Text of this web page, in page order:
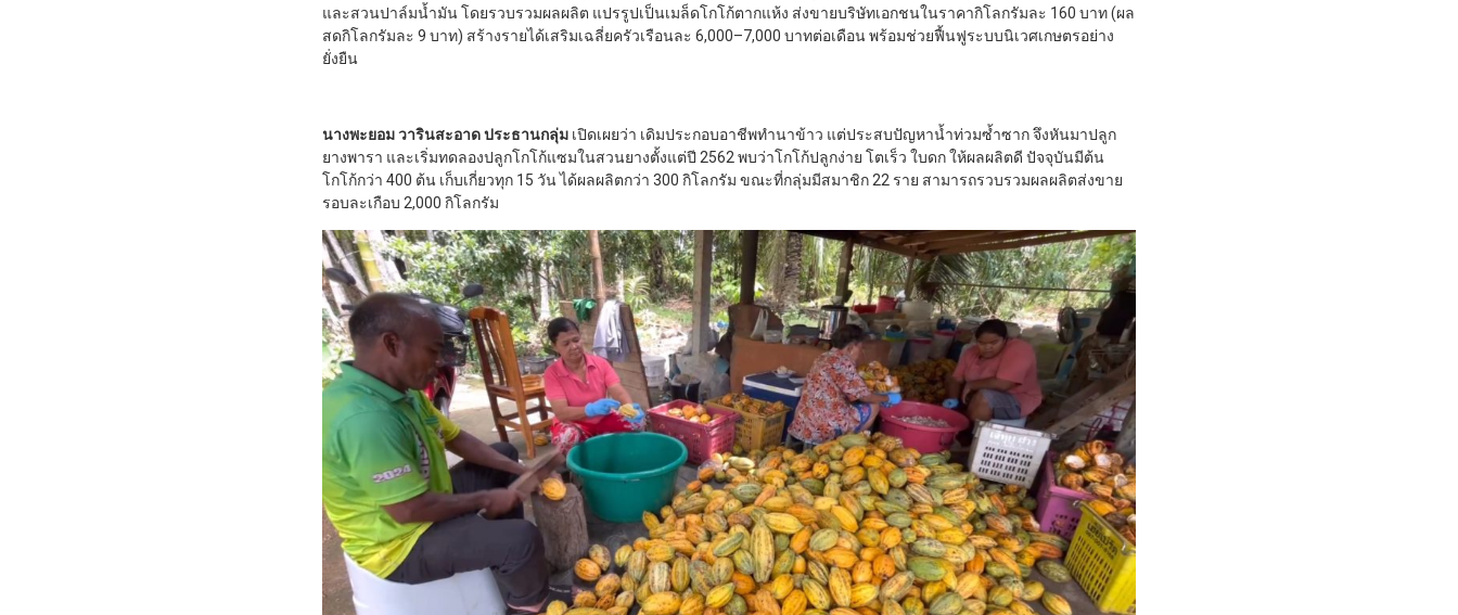
และสวนปาล์มน้ำมัน โดยรวบรวมผลผลิต แปรรูปเป็นเมล็ดโกโก้ตากแห้ง ส่งขายบริษัทเอกชนในราคากิโลกรัมละ 160 บาท (ผล
สดกิโลกรัมละ 9 บาท) สร้างรายได้เสริมเฉลี่ยครัวเรือนละ 6,000–7,000 บาทต่อเดือน พร้อมช่วยฟื้นฟูระบบนิเวศเกษตรอย่าง
ยั่งยืน
นางพะยอม วารินสะอาด ประธานกลุ่ม เปิดเผยว่า เดิมประกอบอาชีพทำนาข้าว แต่ประสบปัญหาน้ำท่วมซ้ำซาก จึงหันมาปลูก
ยางพารา และเริ่มทดลองปลูกโกโก้แซมในสวนยางตั้งแต่ปี 2562 พบว่าโกโก้ปลูกง่าย โตเร็ว ใบดก ให้ผลผลิตดี ปัจจุบันมีต้น
โกโก้กว่า 400 ต้น เก็บเกี่ยวทุก 15 วัน ได้ผลผลิตกว่า 300 กิโลกรัม ขณะที่กลุ่มมีสมาชิก 22 ราย สามารถรวบรวมผลผลิตส่งขาย
รอบละเกือบ 2,000 กิโลกรัม